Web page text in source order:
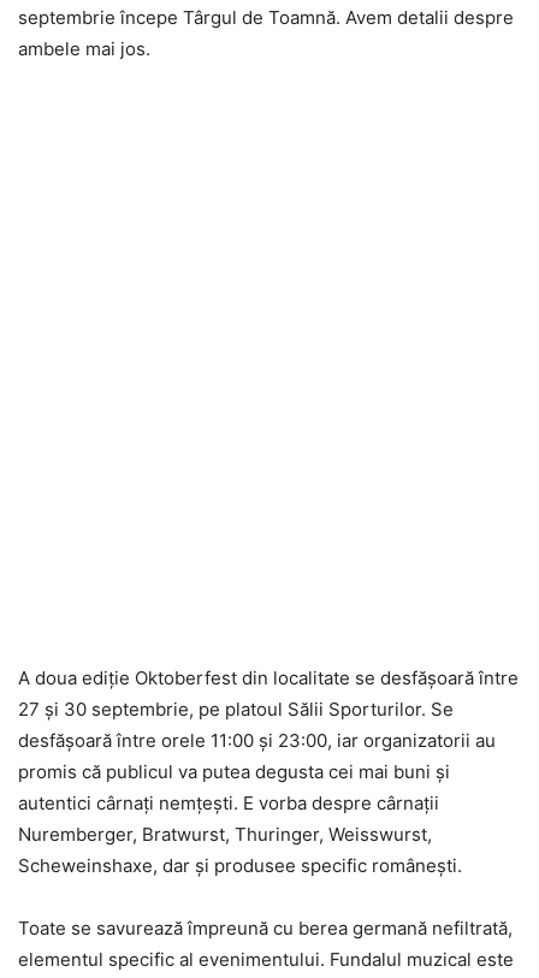
septembrie începe Târgul de Toamnă. Avem detalii despre
ambele mai jos.
A doua ediţie Oktoberfest din localitate se desfăşoară între
27 şi 30 septembrie, pe platoul Sălii Sporturilor. Se
desfăşoară între orele 11:00 şi 23:00, iar organizatorii au
promis că publicul va putea degusta cei mai buni şi
autentici cârnaţi nemţeşti. E vorba despre cârnaţii
Nuremberger, Bratwurst, Thuringer, Weisswurst,
Scheweinshaxe, dar şi produsee specific româneşti.
Toate se savurează împreună cu berea germană nefiltrată,
elementul specific al evenimentului. Fundalul muzical este